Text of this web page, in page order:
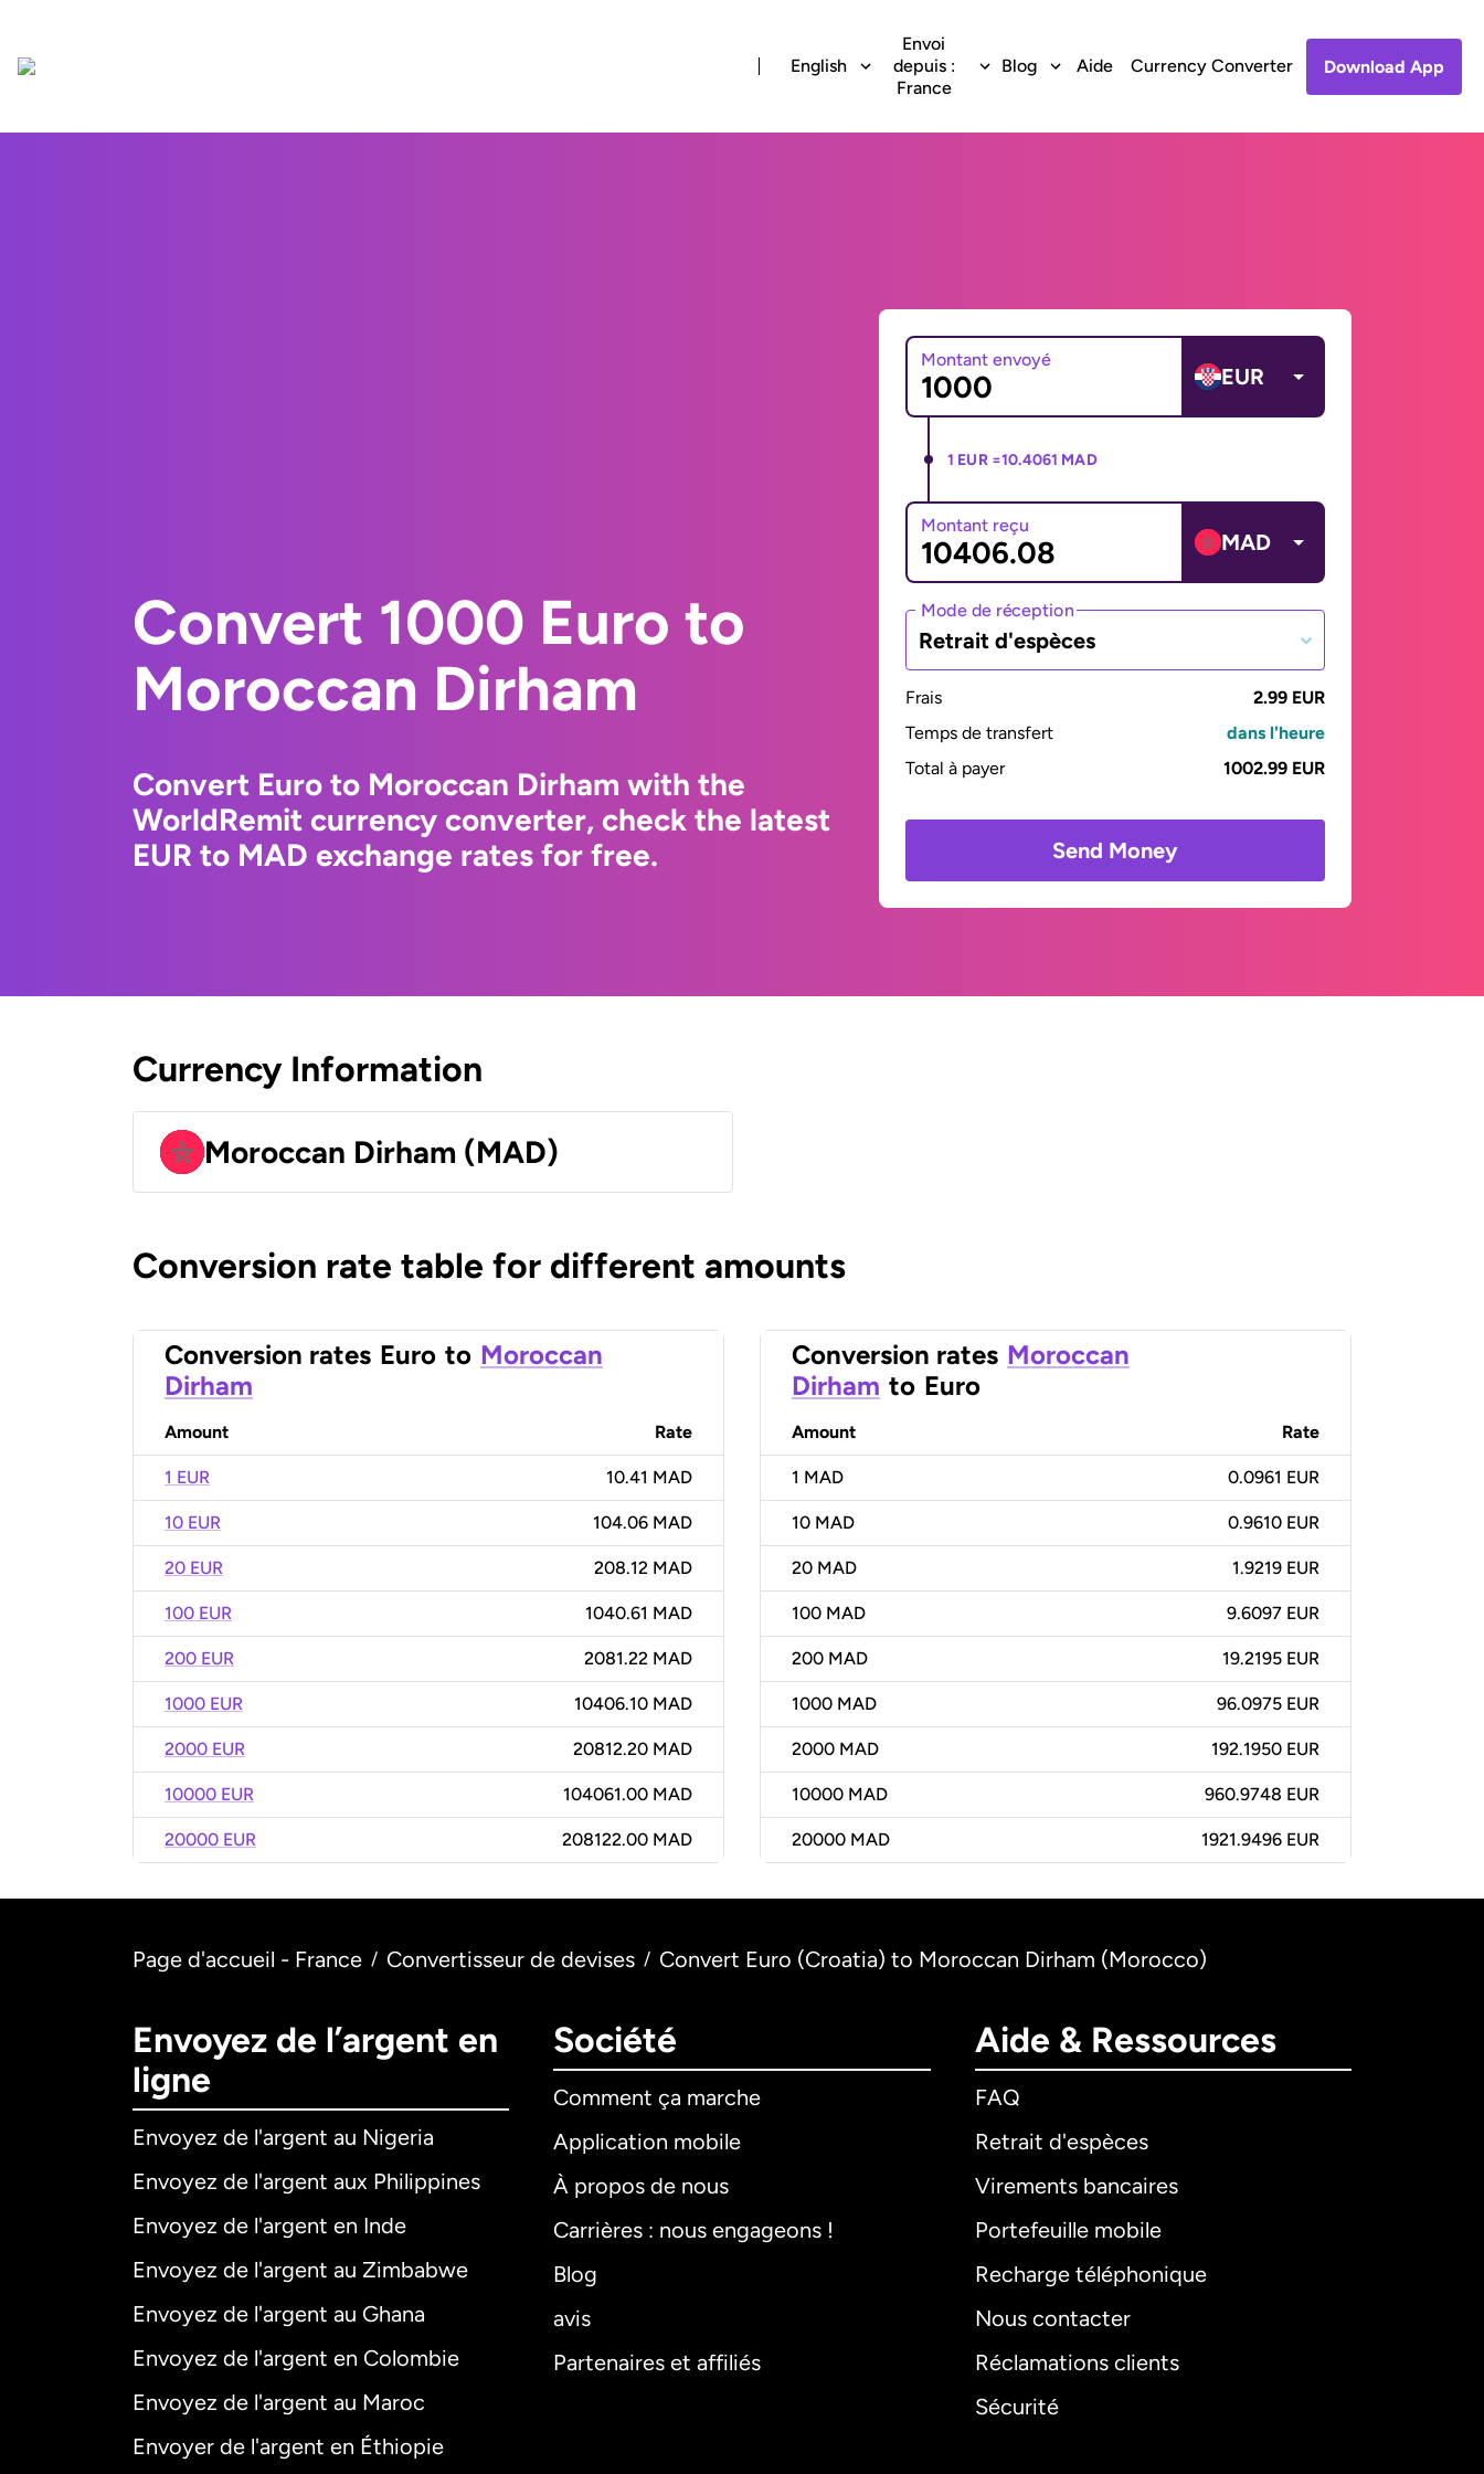
English
Envoi
depuis :
France
Blog Aide Currency Converter Download App
Convert 1000 Euro to
Moroccan Dirham
Convert Euro to Moroccan Dirham with the
WorldRemit currency converter, check the latest
EUR to MAD exchange rates for free.
Montant envoyé
EUR
1 EUR =10.4061 MAD
Montant reçu
MAD
Mode de réception
Retrait d'espèces
Frais
2.99 EUR
Temps de transfert
dans l'heure
Total à payer
1002.99 EUR
Send Money
Currency Information
Moroccan Dirham (MAD)
Conversion rate table for different amounts
Conversion rates Euro to Moroccan
Dirham
Amount Rate
1 EUR 10.41 MAD
10 EUR 104.06 MAD
20 EUR 208.12 MAD
100 EUR 1040.61 MAD
200 EUR 2081.22 MAD
1000 EUR 10406.10 MAD
2000 EUR 20812.20 MAD
10000 EUR 104061.00 MAD
20000 EUR 208122.00 MAD
Conversion rates Moroccan
Dirham to Euro
Amount Rate
1 MAD 0.0961 EUR
10 MAD 0.9610 EUR
20 MAD 1.9219 EUR
100 MAD 9.6097 EUR
200 MAD 19.2195 EUR
1000 MAD 96.0975 EUR
2000 MAD 192.1950 EUR
10000 MAD 960.9748 EUR
20000 MAD 1921.9496 EUR
Page d'accueil - France / Convertisseur de devises / Convert Euro (Croatia) to Moroccan Dirham (Morocco)
Envoyez de l’argent en
ligne
Envoyez de l'argent au Nigeria
Envoyez de l'argent aux Philippines
Envoyez de l'argent en Inde
Envoyez de l'argent au Zimbabwe
Envoyez de l'argent au Ghana
Envoyez de l'argent en Colombie
Envoyez de l'argent au Maroc
Envoyer de l'argent en Éthiopie
Société
Comment ça marche
Application mobile
À propos de nous
Carrières : nous engageons !
Blog
avis
Partenaires et affiliés
Aide & Ressources
FAQ
Retrait d'espèces
Virements bancaires
Portefeuille mobile
Recharge téléphonique
Nous contacter
Réclamations clients
Sécurité